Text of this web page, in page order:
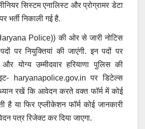
सिस्टम एनालिस्ट और प्रोग्रामर डेटा
भर्ती निकाली गई है.
Police)) की ओर से जारी नोटिस
पर नियुक्तियां की जाएंगी. इन पदों पर
योग्य उम्मीदवार हरियाणा पुलिस की
haryanapolice.gov.in पर डिटेल्स
रखें कि आवेदन करते वक्त फॉर्म में कोई
है या फिर एप्लीकेशन फॉर्म कोई जानकारी
पत्र रिजेक्ट कर दिया जाएगा.